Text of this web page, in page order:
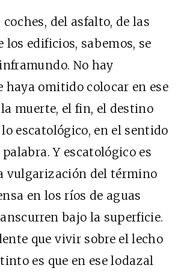
del asfalto, de las
los edificios, sabemos, se
No hay
haya omitido colocar en ese
muerte, el fin, el destino
escatológico, en el sentido
Y escatológico es
vulgarización del término
en los ríos de aguas
bajo la superficie.
que vivir sobre el lecho
es que en ese lodazal